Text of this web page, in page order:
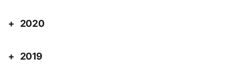
2020
2019